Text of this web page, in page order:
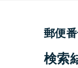
郵便
検索